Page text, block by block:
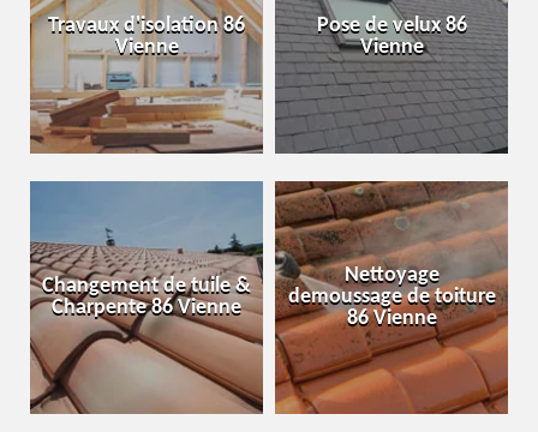
Travaux d'isolation 86
Vienne
Pose de velux 86
Vienne
Changement de tuile &
Charpente 86 Vienne
Nettoyage
demoussage de toiture
86 Vienne